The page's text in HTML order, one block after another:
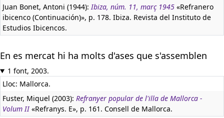
Juan Bonet, Antoni (1944):Ibiza, núm. 11, març 1945 «Refranero
ibicenco (Continuación)», p. 178. Ibiza. Revista del Instituto de
Estudios Ibicencos.
En es mercat hi ha molts d'ases que s'assemblen
1 font, 2003.
Lloc: Mallorca.
Fuster, Miquel (2003): Refranyer popular de l'illa de Mallorca -
Volum II«Refranys. E», p. 161. Consell de Mallorca.